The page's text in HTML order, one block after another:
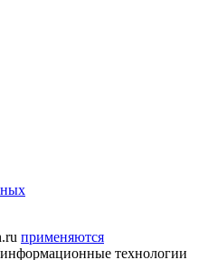
применяются
технологии